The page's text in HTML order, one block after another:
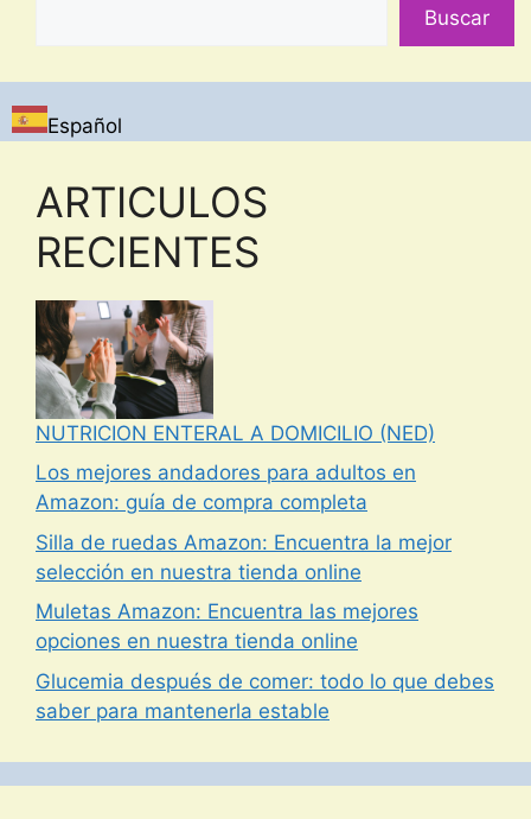
Buscar
Español
ARTICULOS
RECIENTES
NUTRICION ENTERAL A DOMICILIO (NED)
Los mejores andadores para adultos en
Amazon: guía de compra completa
Silla de ruedas Amazon: Encuentra la mejor
selección en nuestra tienda online
Muletas Amazon: Encuentra las mejores
opciones en nuestra tienda online
Glucemia después de comer: todo lo que debes
saber para mantenerla estable